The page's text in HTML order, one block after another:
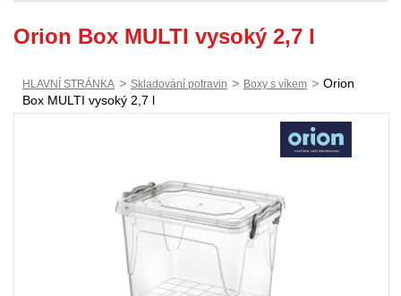
Orion Box MULTI vysoký 2,7 l
HLAVNÍ STRÁNKA > Skladování potravin > Boxy s víkem > Orion
Box MULTI vysoký 2,7 l